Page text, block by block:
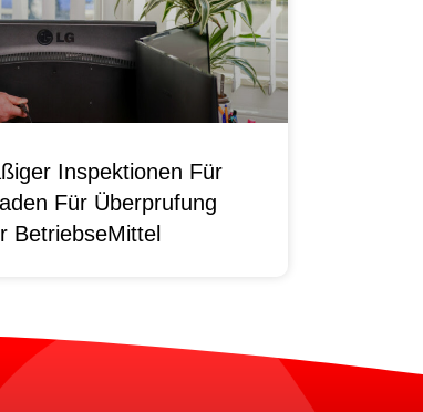
Inspektionen Für
Für Überprufung
BetriebseMittel